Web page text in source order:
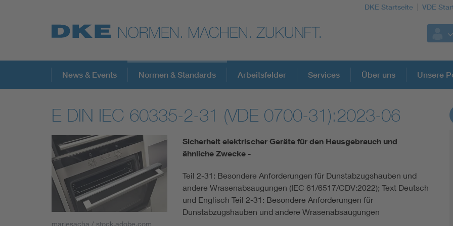
DKE Startseite VDE
Top-Themen
VDE Fokusthemen
Digital Security
Energy
Health
DKE Fachinformationen im Kontext der
Blitzschutz: DIN EN 62305 in der Übersicht
Circular Economy für mehr Ressourceneffizienz
Cybersecurity in der Industrieautomatisierung
News & Events Normen & Standards Arbeitsfelder Services Über uns Unsere
E DIN IEC 60335-2-31 (VDE 0700-31):2023-06
mariesacha / stock.adobe.com
Sicherheit elektrischer Geräte für den Hausgebrauch und
ähnliche Zwecke -
Teil 2-31: Besondere Anforderungen für Dunstabzugshauben und
andere Wrasenabsaugungen (IEC 61/6517/CDV:2022); Text Deutsch
und Englisch Teil 2-31: Besondere Anforderungen für
Dunstabzugshauben und andere Wrasenabsaugungen